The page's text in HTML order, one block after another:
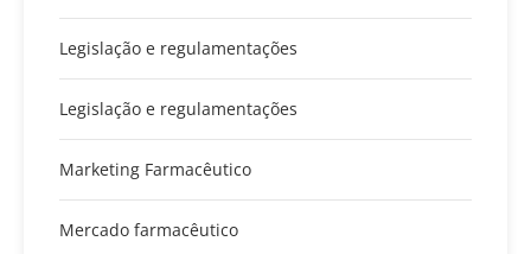
Legislação e regulamentações
Legislação e regulamentações
Marketing Farmacêutico
Mercado farmacêutico